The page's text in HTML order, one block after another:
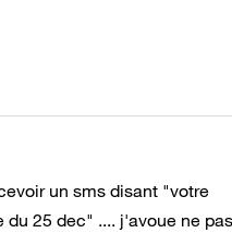
un sms disant "votre
du 25 dec" .... j'avoue ne pas